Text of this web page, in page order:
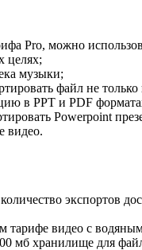
Pro, можно
целях;
музыки;
файл не только
в PPT и PDF
Powerpoint
видео.
экспортов
тарифе видео с
мб хранилище для